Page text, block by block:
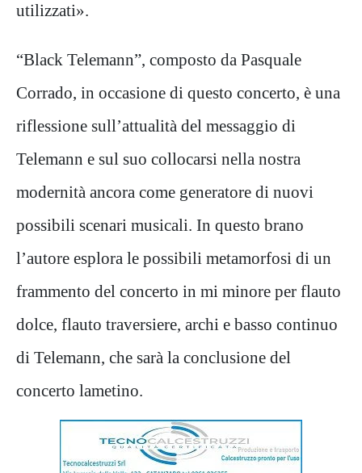
utilizzati».
“Black Telemann”, composto da Pasquale
Corrado, in occasione di questo concerto, è una
riflessione sull’attualità del messaggio di
Telemann e sul suo collocarsi nella nostra
modernità ancora come generatore di nuovi
possibili scenari musicali. In questo brano
l’autore esplora le possibili metamorfosi di un
frammento del concerto in mi minore per flauto
dolce, flauto traversiere, archi e basso continuo
di Telemann, che sarà la conclusione del
concerto lametino.